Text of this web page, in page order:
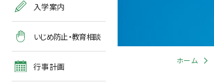
教育課程
年間行事
入学案内
募集要項
出願方法
いじめ防止・教育相談
行事計画
５月の行事予定
６月の行事予定
緊急時・警報発令時の対
処について
臨時休校等の特別措置に
ホーム